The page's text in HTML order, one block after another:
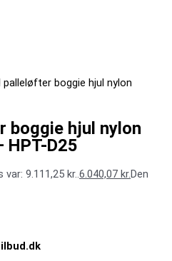
palleløfter boggie hjul nylon
boggie hjul nylon
HPT-D25
9.111,25 kr..6.040,07 kr.Den